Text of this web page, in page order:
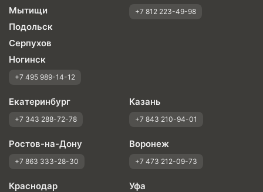
Мытищи
Подольск
Серпухов
Ногинск
+7 495 989-14-12
+7 812 223-49-98
Екатеринбург
+7 343 288-72-78
Казань
+7 843 210-94-01
Ростов-на-Дону
+7 863 333-28-30
Воронеж
+7 473 212-09-73
Краснодар Уфа